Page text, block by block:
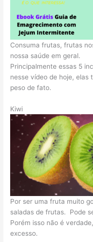
Consuma frutas, frutas
nossa saúde em geral.
Principalmente essas 5
nesse vídeo de hoje, elas
peso de fato.
Kiwi
Por ser uma fruta muito
saladas de frutas. Pode
Porém isso não é
excesso.